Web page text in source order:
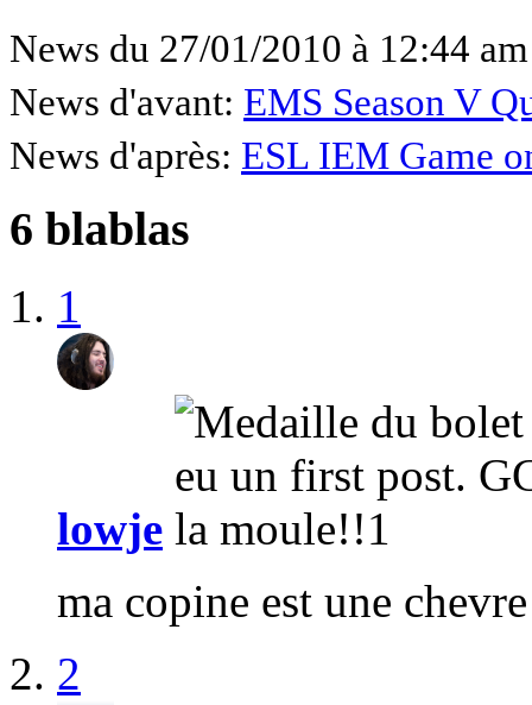
News du 27/01/2010 à 12:44
News d'avant: EMS Season V
News d'après: ESL IEM Game
6 blablas
1
lowje
ma copine est une chevre
2